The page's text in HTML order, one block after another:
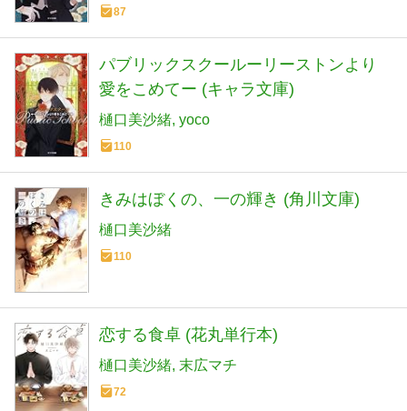
87
パブリックスクールーリーストンより
愛をこめてー (キャラ文庫)
樋口美沙緒 yoco
110
きみはぼくの、一の輝き (角川文庫)
樋口美沙緒
110
恋する食卓 (花丸単行本)
樋口美沙緒 末広マチ
72